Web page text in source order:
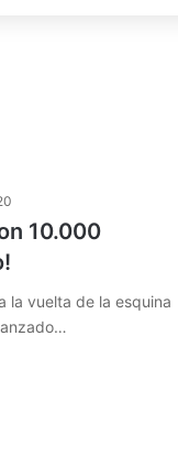
10.000
la vuelta de la esquina